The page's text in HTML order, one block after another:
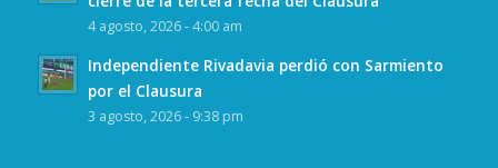
4 agosto, 2026 - 4:00 am
Independiente Rivadavia perdió con Sarmiento
por el Clausura
3 agosto, 2026 - 9:38 pm